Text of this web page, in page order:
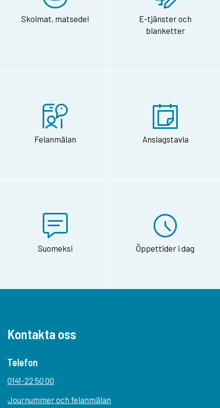
Skolmat, matsedel
E-tjänster och
blanketter
Felanmälan Anslagstavla
Suomeksi Öppettider i dag
Kontakta oss
Telefon
0141-22 50 00
Journummer och felanmälan